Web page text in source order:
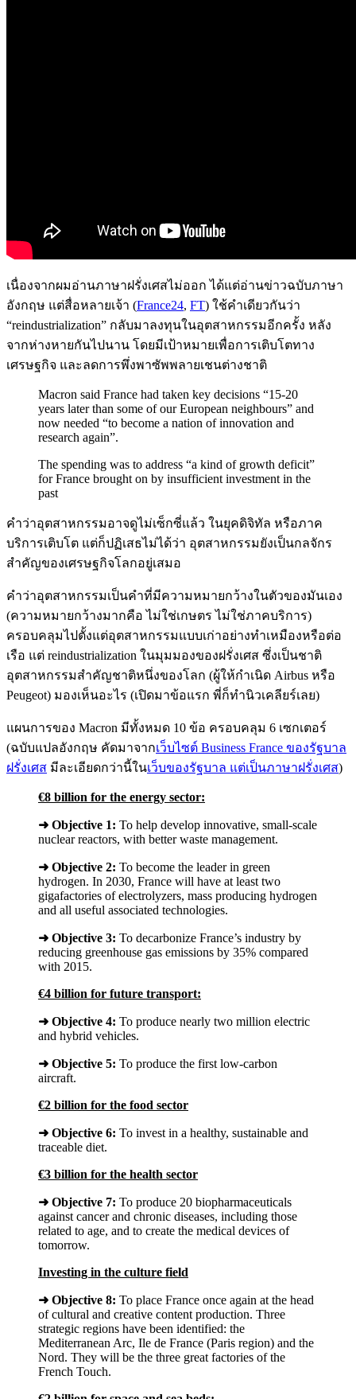
เนื่องจากผมอ่านภาษาฝรั่งเศสไม่ออก ได้แต่อ่านข่าวฉบับภาษา
อังกฤษ แต่สื่อหลายเจ้า (France24, FT) ใช้คำเดียวกันว่า
“reindustrialization” กลับมาลงทุนในอุตสาหกรรมอีกครั้ง หลัง
จากห่างหายกันไปนาน โดยมีเป้าหมายเพื่อการเติบโตทาง
เศรษฐกิจ และลดการพึ่งพาซัพพลายเชนต่างชาติ
Macron said France had taken key decisions “15-20
years later than some of our European neighbours” and
now needed “to become a nation of innovation and
research again”.
The spending was to address “a kind of growth deficit”
for France brought on by insufficient investment in the
past
คำว่าอุตสาหกรรมอาจดูไม่เซ็กซี่แล้ว ในยุคดิจิทัล หรือภาค
บริการเติบโต แต่ก็ปฏิเสธไม่ได้ว่า อุตสาหกรรมยังเป็นกลจักร
สำคัญของเศรษฐกิจโลกอยู่เสมอ
คำว่าอุตสาหกรรมเป็นคำที่มีความหมายกว้างในตัวของมันเอง
(ความหมายกว้างมากคือ ไม่ใช่เกษตร ไม่ใช่ภาคบริการ)
ครอบคลุมไปตั้งแต่อุตสาหกรรมแบบเก่าอย่างทำเหมืองหรือต่อ
เรือ แต่ reindustrialization ในมุมมองของฝรั่งเศส ซึ่งเป็นชาติ
อุตสาหกรรมสำคัญชาติหนึ่งของโลก (ผู้ให้กำเนิด Airbus หรือ
Peugeot) มองเห็นอะไร (เปิดมาข้อแรก พี่ก็ทำนิวเคลียร์เลย)
แผนการของ Macron มีทั้งหมด 10 ข้อ ครอบคลุม 6 เซกเตอร์
(ฉบับแปลอังกฤษ คัดมาจากเว็บไซต์ Business France ของรัฐบาล
ฝรั่งเศส มีละเอียดกว่านี้ในเว็บของรัฐบาล แต่เป็นภาษาฝรั่งเศส)
€8 billion for the energy sector:
➜ Objective 1: To help develop innovative, small-scale
nuclear reactors, with better waste management.
➜ Objective 2: To become the leader in green
hydrogen. In 2030, France will have at least two
gigafactories of electrolyzers, mass producing hydrogen
and all useful associated technologies.
➜ Objective 3: To decarbonize France’s industry by
reducing greenhouse gas emissions by 35% compared
with 2015.
€4 billion for future transport:
➜ Objective 4: To produce nearly two million electric
and hybrid vehicles.
➜ Objective 5: To produce the first low-carbon
aircraft.
€2 billion for the food sector
➜ Objective 6: To invest in a healthy, sustainable and
traceable diet.
€3 billion for the health sector
➜ Objective 7: To produce 20 biopharmaceuticals
against cancer and chronic diseases, including those
related to age, and to create the medical devices of
tomorrow.
Investing in the culture field
➜ Objective 8: To place France once again at the head
of cultural and creative content production. Three
strategic regions have been identified: the
Mediterranean Arc, Ile de France (Paris region) and the
Nord. They will be the three great factories of the
French Touch.